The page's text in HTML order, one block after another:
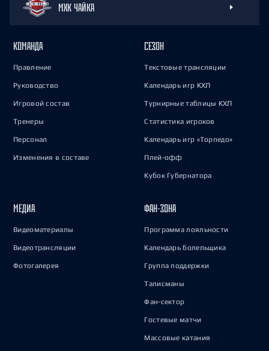
МХК ЧАЙКА
КОМАНДА
Правление
Руководство
Игровой состав
Тренеры
Персонал
Изменения в составе
СЕЗОН
Текстовые трансляции
Календарь игр КХЛ
Турнирные таблицы КХЛ
Статистика игроков
Календарь игр «Торпедо»
Плей-офф
Кубок Губернатора
МЕДИА
Видеоматериалы
Видеотрансляции
Фотогалерея
ФАН-ЗОНА
Программа лояльности
Календарь болельщика
Группа поддержки
Талисманы
Фан-сектор
Гостевые матчи
Массовые катания